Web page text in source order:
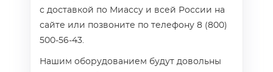
с доставкой по Миассу и всей России на
сайте или позвоните по телефону 8 (800)
500-56-43.
Нашим оборудованием будут довольны